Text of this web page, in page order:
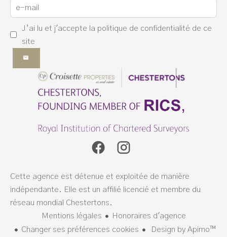
J’ai lu et j'accepte la politique de confidentialité de ce
site
Cette agence est détenue et exploitée de manière
indépendante. Elle est un affilié licencié et membre du
réseau mondial Chestertons.
Mentions légales
Honoraires d'agence
Changer ses préférences cookies
Design by Apimo™